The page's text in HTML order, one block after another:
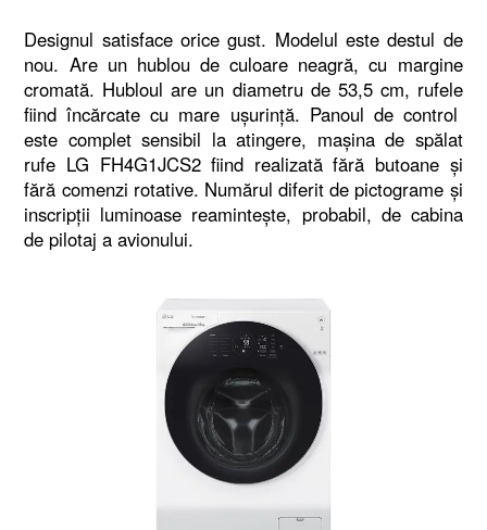
Designul satisface orice gust. Modelul este destul de
nou. Are un hublou de culoare neagră, cu margine
cromată. Hubloul are un diametru de 53,5 cm, rufele
fiind încărcate cu mare ușurință. Panoul de control
este complet sensibil la atingere, mașina de spălat
rufe LG FH4G1JCS2 fiind realizată fără butoane și
fără comenzi rotative. Numărul diferit de pictograme și
inscripții luminoase reamintește, probabil, de cabina
de pilotaj a avionului.